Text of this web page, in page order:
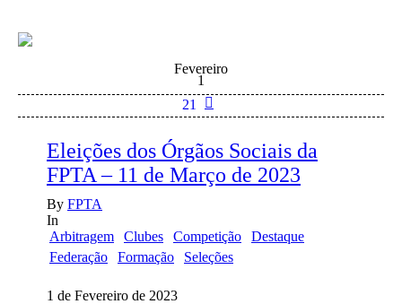
Fevereiro
1
21
Eleições dos Órgãos Sociais da
FPTA – 11 de Março de 2023
By FPTA
In
Arbitragem
Clubes Competição
Destaque
Federação
Formação Seleções
1 de Fevereiro de 2023